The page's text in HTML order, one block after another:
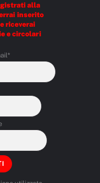
alla
inserito
riceverai
e circolari